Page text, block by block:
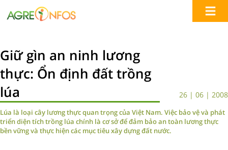
Giữ gìn an ninh lương
thực: Ổn định đất trồng
lúa
26 | 06 | 2008
Lúa là loại cây lương thực quan trọng của Việt Nam. Việc bảo vệ và phát
triển diện tích trồng lúa chính là cơ sở để đảm bảo an toàn lương thực
bền vững và thực hiện các mục tiêu xây dựng đất nước.